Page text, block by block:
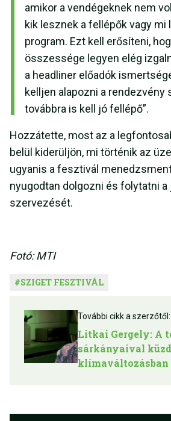
amikor a vendégeknek nem
kik lesznek a fellépők vagy mi
program. Ezt kell erősíteni,
összessége legyen elég
a headliner előadók
kelljen alapozni a
továbbra is kell jó fellépő”.
Hozzátette, most az a
belül kiderüljön, mi történik az
ugyanis a fesztivál
nyugodtan dolgozni és folytatni a
szervezését.
Fotó: MTI
#SZIGET FESZTIVÁL
További cikk a szerzőtől:
Litkai Gergely: A
sárkányaival
klímaváltozásban